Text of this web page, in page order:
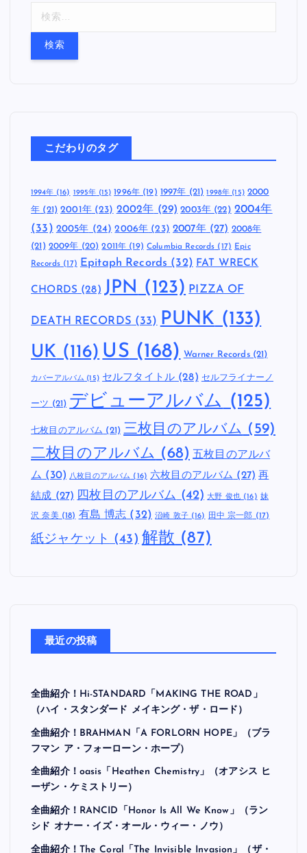
こだわりのタグ
1994年(16) 1995年 (15) 1996年(19) 1997年 (21) 1998年 (15) 2000
年 (21) 2001年(23) 2002年 (29) 2003年 (22) 2004年
(33) 2005年 (24) 2006年 (23) 2007年(27) 2008年
(21) 2009年 (20) 2011年 (19) Columbia Records (17) Epic
Records (17) Epitaph Records (32) FAT WRECK
CHORDS (28) JPN (123) PIZZA OF
DEATH RECORDS (33) PUNK (133)
UK (116) US (168) Warner Records(21)
カバーアルバム (15) セルフタイトル(28) セルフライナーノ
ーツ (21) デビューアルバム (125)
七枚目のアルバム (21) 三枚目のアルバム (59)
二枚目のアルバム (68) 五枚目のアルバ
ム (30) 八枚目のアルバム (16) 六枚目のアルバム (27) 再
結成 (27) 四枚目のアルバム (42) 大野 俊也(16) 妹
沢 奈美(18) 有島 博志 (32) 沼崎 敦子(16) 田中 宗一郎 (17)
紙ジャケット (43) 解散 (87)
最近の投稿
全曲紹介！Hi-STANDARD「MAKING THE ROAD」
（ハイ・スタンダード メイキング・ザ・ロード）
全曲紹介！BRAHMAN「A FORLORN HOPE」（ブラ
フマン ア・フォーローン・ホープ）
全曲紹介！oasis「Heathen Chemistry」（オアシス ヒ
ーザン・ケミストリー）
全曲紹介！RANCID「Honor Is All We Know」（ラン
シド オナー・イズ・オール・ウィー・ノウ）
全曲紹介！The Coral「The Invisible Invasion」（ザ・